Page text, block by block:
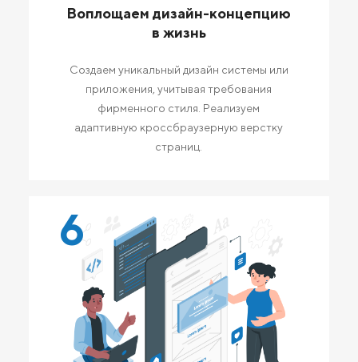
Воплощаем дизайн-концепцию
в жизнь
Создаем уникальный дизайн системы или
приложения, учитывая требования
фирменного стиля. Реализуем
адаптивную кроссбраузерную верстку
страниц.
6